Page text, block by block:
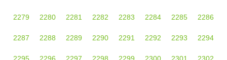
2279 2280 2281 2282 2283 2284 2285 2286
2287 2288 2289 2290 2291 2292 2293 2294